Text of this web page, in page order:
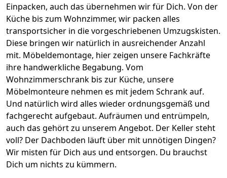
Einpacken, auch das übernehmen wir für Dich. Von der
Küche bis zum Wohnzimmer, wir packen alles
transportsicher in die vorgeschriebenen Umzugskisten.
Diese bringen wir natürlich in ausreichender Anzahl
mit. Möbeldemontage, hier zeigen unsere Fachkräfte
ihre handwerkliche Begabung. Vom
Wohnzimmerschrank bis zur Küche, unsere
Möbelmonteure nehmen es mit jedem Schrank auf.
Und natürlich wird alles wieder ordnungsgemäß und
fachgerecht aufgebaut. Aufräumen und entrümpeln,
auch das gehört zu unserem Angebot. Der Keller steht
voll? Der Dachboden läuft über mit unnötigen Dingen?
Wir misten für Dich aus und entsorgen. Du brauchst
Dich um nichts zu kümmern.